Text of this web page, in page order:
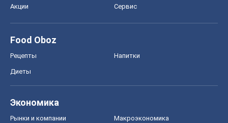
Акции Сервис
Food Oboz
Рецепты Напитки
Диеты
Экономика
Рынки и компании Mакроэкономика